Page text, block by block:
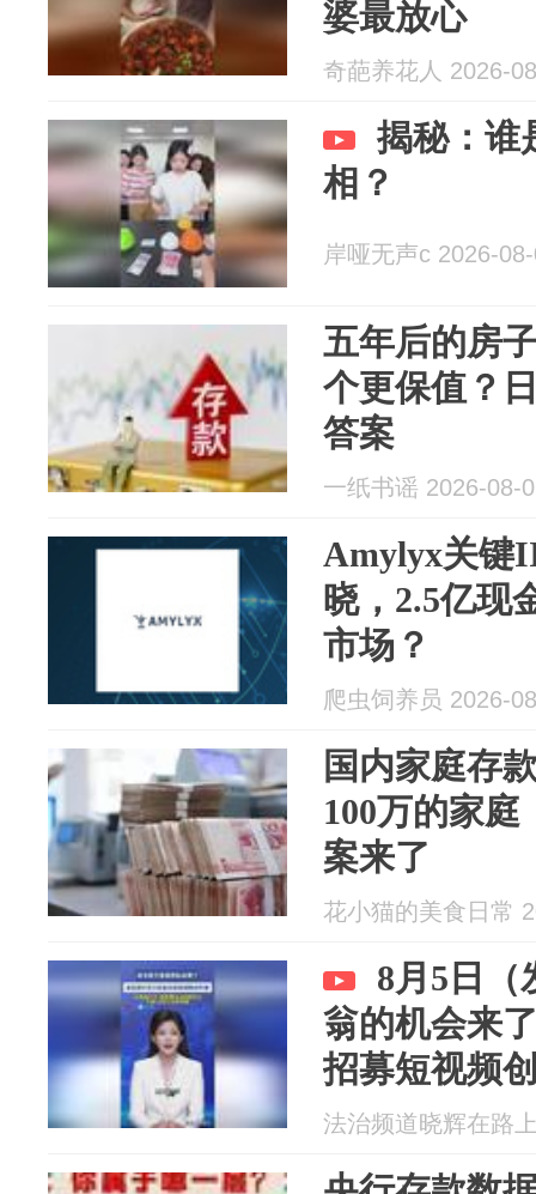
婆最放心
奇葩养花人 2026-
揭秘：谁
相？
岸哑无声c 2026-
五年后的房
个更保值？
答案
一纸书谣 2026-08-
Amylyx关键
晓，2.5亿现
市场？
爬虫饲养员 2026-
国内家庭存
100万的家
案来了
花小猫的美食日常
8月5日（
翁的机会来
招募短视频
放量达3亿的
法治频道晓辉在路